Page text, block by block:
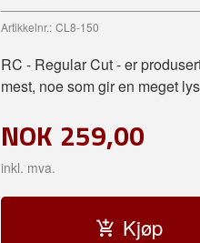
Artikkelnr.: CL8-150
RC - Regular Cut - er
mest, noe som gir en meget
NOK 259,00
inkl. mva.
Kjøp